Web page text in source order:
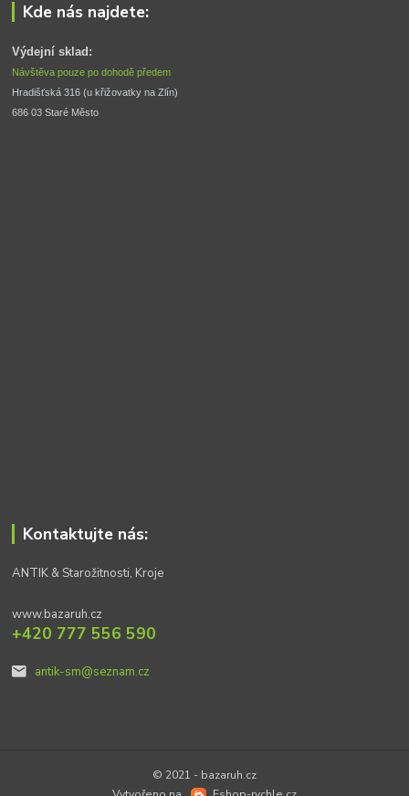
Kde nás najdete:
Výdejní sklad:
Návštěva pouze po dohodě předem
Hradišťská 316 (u křižovatky na Zlín)
686 03 Staré Město
Kontaktujte nás:
ANTIK & Starožitnosti, Kroje
www.bazaruh.cz
+420 777 556 590
antik-sm@seznam.cz
© 2021 - bazaruh.cz